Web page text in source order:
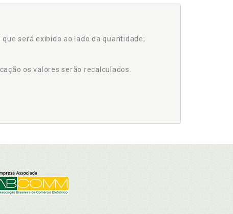
será exibido ao lado da quantidade;
os valores serão recalculados.